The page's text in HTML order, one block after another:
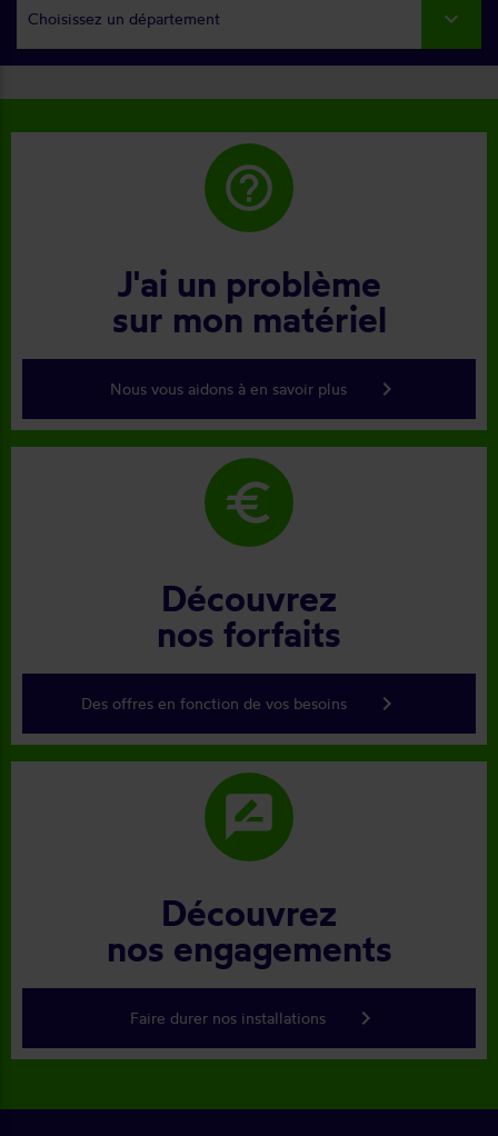
Choisissez un département
help_outline
J'ai un problème
sur mon matériel
Nous vous aidons à en savoir plus keyboard_arrow_right
euro
Découvrez
nos forfaits
Des offres en fonction de vos besoins keyboard_arrow_right
rate_review
Découvrez
nos engagements
Faire durer nos installations keyboard_arrow_right